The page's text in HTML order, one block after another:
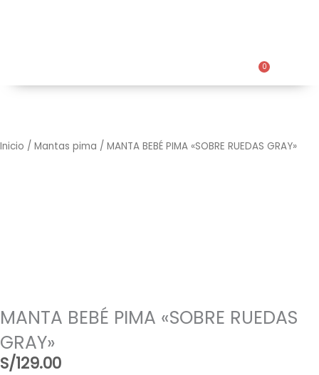
0
Cart
Inicio / Mantas pima / MANTA BEBÉ PIMA «SOBRE RUEDAS GRAY»
MANTA BEBÉ PIMA «SOBRE RUEDAS
GRAY»
S/129.00